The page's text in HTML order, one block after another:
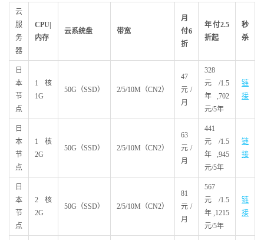
云
服
务
器
CPU|
内存
云系统盘 带宽
月
付6
折
年付2.5
折起
秒
杀
日
本
节
点
1核
1G
50G（SSD） 2/5/10M（CN2）
47
元/
月
328
元/1.5
年,702
元/5年
链
接
日
本
节
点
1核
2G
50G（SSD） 2/5/10M（CN2）
63
元/
月
441
元/1.5
年,945
元/5年
链
接
日
本
节
点
2核
2G
50G（SSD） 2/5/10M（CN2）
81
元/
月
567
元/1.5
年,1215
元/5年
链
接